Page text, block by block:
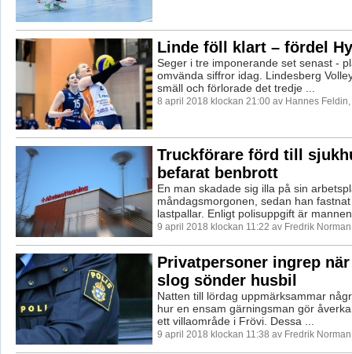
Linde föll klart – fördel
Seger i tre imponerande set senast -
omvända siffror idag. Lindesberg
smäll och förlorade det tredje ...
8 april 2018 klockan 21:00 av Hannes
Truckförare förd till
befarat benbrott
En man skadade sig illa på sin
måndagsmorgonen, sedan han
lastpallar. Enligt polisuppgift är
9 april 2018 klockan 11:22 av Fredrik
Privatpersoner ingrep
slog sönder husbil
Natten till lördag uppmärksammar
hur en ensam gärningsman gör
ett villaområde i Frövi. Dessa ...
9 april 2018 klockan 11:38 av Fredrik